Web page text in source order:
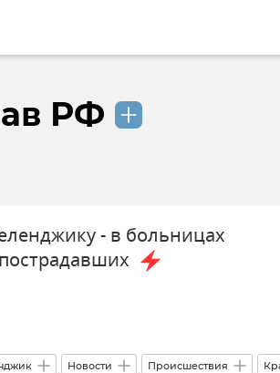
РФ
- в больницах
Новости Происшествия